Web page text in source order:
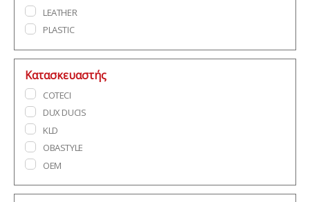
LEATHER
PLASTIC
Κατασκευαστής
COTECI
DUX DUCIS
KLD
OBASTYLE
OEM